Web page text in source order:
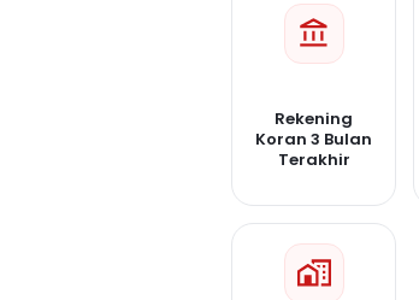
Rekening
Koran 3 Bulan
Terakhir